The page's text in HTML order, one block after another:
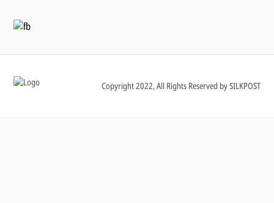
Copyright 2022, All Rights Reserved by SILKPOST